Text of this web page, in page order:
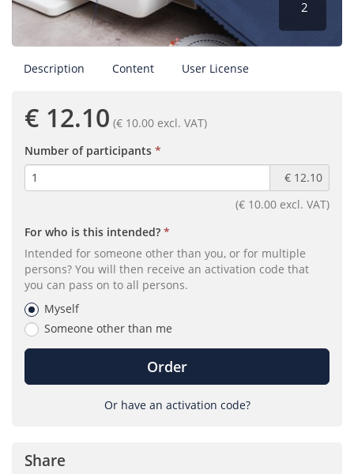
2
Description Content User License
€ 12.10 (€ 10.00 excl. VAT)
Number of participants (required)
€ 12.10
(€ 10.00 excl. VAT)
For who is this intended? (required)
Intended for someone other than you, or for multiple
persons? You will then receive an activation code that
you can pass on to all persons.
Myself
Someone other than me
Order
Or have an activation code?
Share